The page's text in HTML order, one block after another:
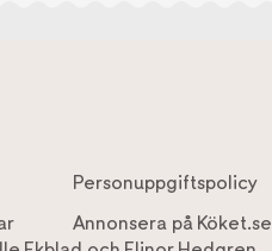
Personuppgiftspolicy
Annonsera på Köket.se